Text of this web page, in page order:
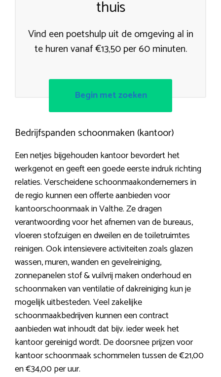
thuis
Vind een poetshulp uit de omgeving al in
te huren vanaf €13,50 per 60 minuten.
Begin met zoeken
Bedrijfspanden schoonmaken (kantoor)
Een netjes bijgehouden kantoor bevordert het
werkgenot en geeft een goede eerste indruk richting
relaties. Verscheidene schoonmaakondernemers in
de regio kunnen een offerte aanbieden voor
kantoorschoonmaak in Valthe. Ze dragen
verantwoording voor het afnemen van de bureaus,
vloeren stofzuigen en dweilen en de toiletruimtes
reinigen. Ook intensievere activiteiten zoals glazen
wassen, muren, wanden en gevelreiniging,
zonnepanelen stof & vuilvrij maken onderhoud en
schoonmaken van ventilatie of dakreiniging kun je
mogelijk uitbesteden. Veel zakelijke
schoonmaakbedrijven kunnen een contract
aanbieden wat inhoudt dat bijv. ieder week het
kantoor gereinigd wordt. De doorsnee prijzen voor
kantoor schoonmaak schommelen tussen de €21,00
en €34,00 per uur.